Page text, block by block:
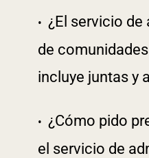
¿El servicio
de
incluye juntas y
¿Cómo pido
el servicio de